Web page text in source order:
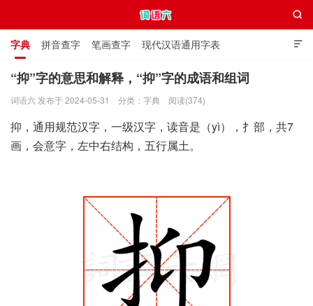

字典 拼音查字 笔画查字 现代汉语通用字表
通用规范汉字表 叠字大全 独体字大全 极简英语词典

“抑”字的意思和解释，“抑”字的成语和组词
词语六 发布于 2024-05-31 分类： 字典 阅读(374)
抑，通用规范汉字，一级汉字，读音是（yì），扌部，共7
画，会意字，左中右结构，五行属土。